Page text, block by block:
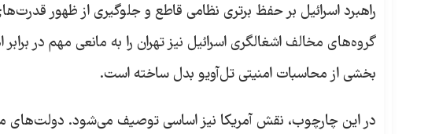
راهبرد اسرائیل بر حفظ برتری نظامی قاطع و جلوگیری از ظهور
گروه‌های مخالف اشغالگری اسرائیل نیز تهران را به مانعی مهم در
بخشی از محاسبات امنیتی تل‌آویو بدل ساخته است.
در این چارچوب، نقش آمریکا نیز اساسی توصیف می‌شود. دولت‌های